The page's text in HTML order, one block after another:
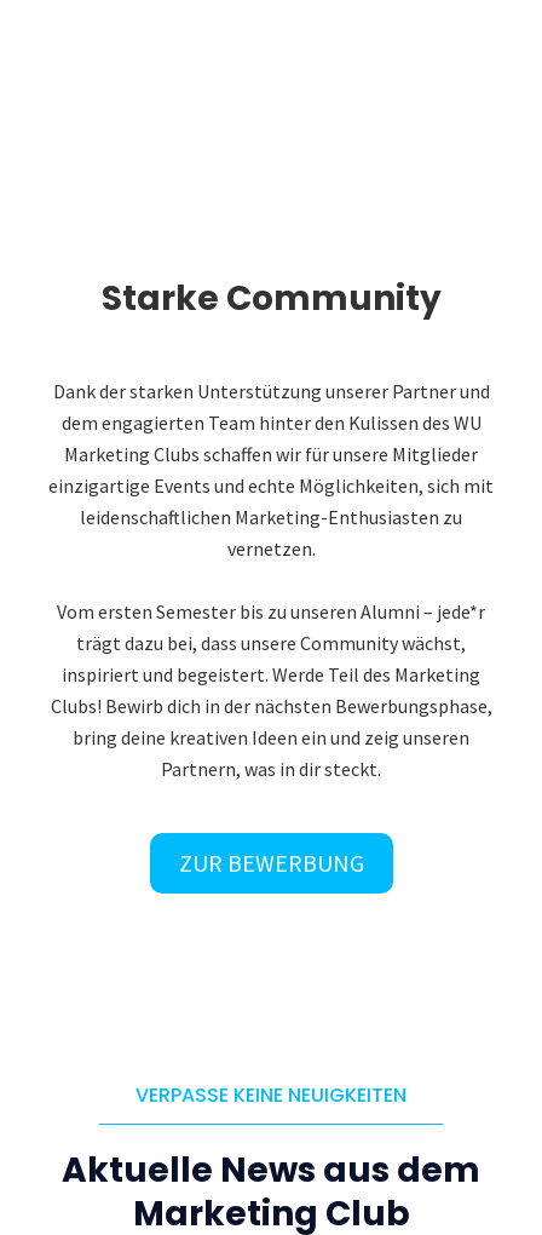
Starke Community
Dank der starken Unterstützung unserer Partner und
dem engagierten Team hinter den Kulissen des WU
Marketing Clubs schaffen wir für unsere Mitglieder
einzigartige Events und echte Möglichkeiten, sich mit
leidenschaftlichen Marketing-Enthusiasten zu
vernetzen.
Vom ersten Semester bis zu unseren Alumni – jede*r
trägt dazu bei, dass unsere Community wächst,
inspiriert und begeistert. Werde Teil des Marketing
Clubs! Bewirb dich in der nächsten Bewerbungsphase,
bring deine kreativen Ideen ein und zeig unseren
Partnern, was in dir steckt.
ZUR BEWERBUNG
VERPASSE KEINE NEUIGKEITEN
Aktuelle News aus dem
Marketing Club